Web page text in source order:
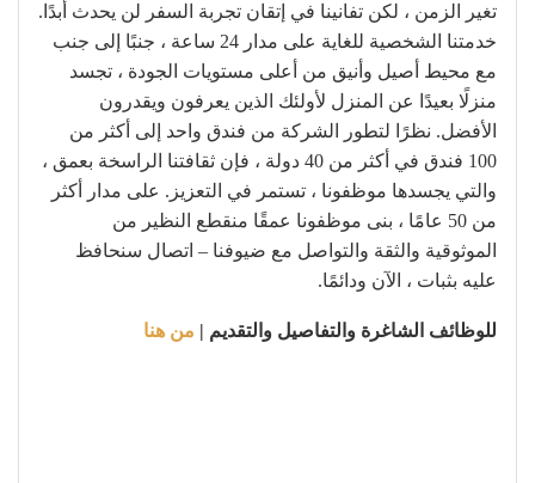
تغير الزمن ، لكن تفانينا في إتقان تجربة السفر لن يحدث أبدًا.
خدمتنا الشخصية للغاية على مدار 24 ساعة ، جنبًا إلى جنب
مع محيط أصيل وأنيق من أعلى مستويات الجودة ، تجسد
منزلًا بعيدًا عن المنزل لأولئك الذين يعرفون ويقدرون
الأفضل. نظرًا لتطور الشركة من فندق واحد إلى أكثر من
100 فندق في أكثر من 40 دولة ، فإن ثقافتنا الراسخة بعمق ،
والتي يجسدها موظفونا ، تستمر في التعزيز. على مدار أكثر
من 50 عامًا ، بنى موظفونا عمقًا منقطع النظير من
الموثوقية والثقة والتواصل مع ضيوفنا – اتصال سنحافظ
عليه بثبات ، الآن ودائمًا.
للوظائف الشاغرة والتفاصيل والتقديم | من هنا